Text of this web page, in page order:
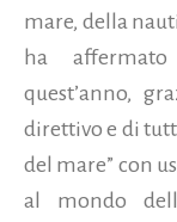
mare, della
ha
quest’anno,
direttivo e di
del mare” con
al mondo